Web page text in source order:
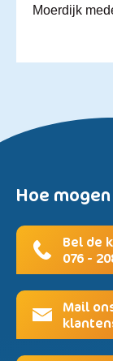
Moerdijk
Hoe
Bel de
076 -
Mail